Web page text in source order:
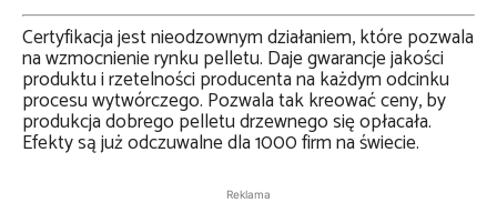
Certyfikacja jest nieodzownym działaniem, które pozwala
na wzmocnienie rynku pelletu. Daje gwarancje jakości
produktu i rzetelności producenta na każdym odcinku
procesu wytwórczego. Pozwala tak kreować ceny, by
produkcja dobrego pelletu drzewnego się opłacała.
Efekty są już odczuwalne dla 1000 firm na świecie.
Reklama